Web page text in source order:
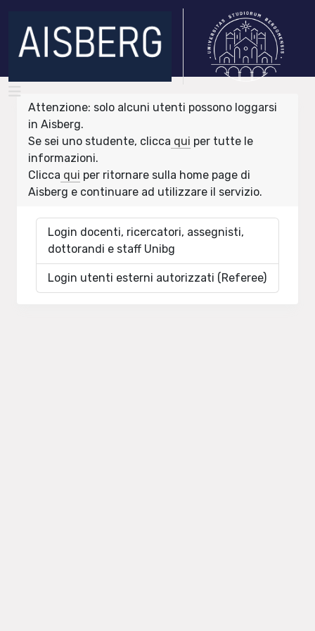
Attenzione: solo alcuni utenti possono loggarsi
in Aisberg.
Se sei uno studente, clicca qui per tutte le
informazioni.
Clicca qui per ritornare sulla home page di
Aisberg e continuare ad utilizzare il servizio.
Login docenti, ricercatori, assegnisti,
dottorandi e staff Unibg
Login utenti esterni autorizzati (Referee)